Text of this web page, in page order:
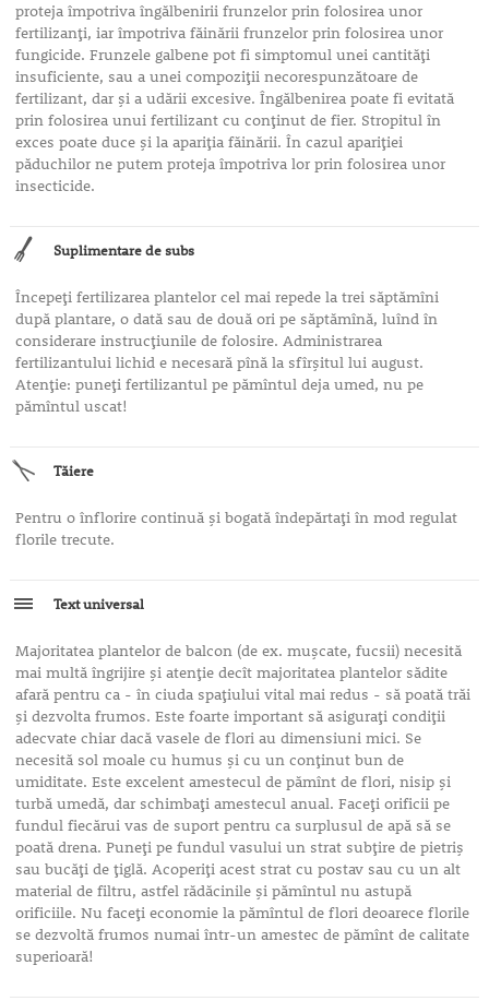
proteja împotriva îngălbenirii frunzelor prin folosirea unor
fertilizanţi, iar împotriva făinării frunzelor prin folosirea unor
fungicide. Frunzele galbene pot fi simptomul unei cantităţi
insuficiente, sau a unei compoziţii necorespunzătoare de
fertilizant, dar şi a udării excesive. Îngălbenirea poate fi evitată
prin folosirea unui fertilizant cu conţinut de fier. Stropitul în
exces poate duce şi la apariţia făinării. În cazul apariţiei
păduchilor ne putem proteja împotriva lor prin folosirea unor
insecticide.
Suplimentare de subs
Începeţi fertilizarea plantelor cel mai repede la trei săptămîni
după plantare, o dată sau de două ori pe săptămînă, luînd în
considerare instrucţiunile de folosire. Administrarea
fertilizantului lichid e necesară pînă la sfîrşitul lui august.
Atenţie: puneţi fertilizantul pe pămîntul deja umed, nu pe
pămîntul uscat!
Tăiere
Pentru o înflorire continuă şi bogată îndepărtaţi în mod regulat
florile trecute.
Text universal
Majoritatea plantelor de balcon (de ex. muşcate, fucsii) necesită
mai multă îngrijire şi atenţie decît majoritatea plantelor sădite
afară pentru ca - în ciuda spaţiului vital mai redus - să poată trăi
şi dezvolta frumos. Este foarte important să asiguraţi condiţii
adecvate chiar dacă vasele de flori au dimensiuni mici. Se
necesită sol moale cu humus şi cu un conţinut bun de
umiditate. Este excelent amestecul de pămînt de flori, nisip şi
turbă umedă, dar schimbaţi amestecul anual. Faceţi orificii pe
fundul fiecărui vas de suport pentru ca surplusul de apă să se
poată drena. Puneţi pe fundul vasului un strat subţire de pietriş
sau bucăţi de ţiglă. Acoperiţi acest strat cu postav sau cu un alt
material de filtru, astfel rădăcinile şi pămîntul nu astupă
orificiile. Nu faceţi economie la pămîntul de flori deoarece florile
se dezvoltă frumos numai într-un amestec de pămînt de calitate
superioară!